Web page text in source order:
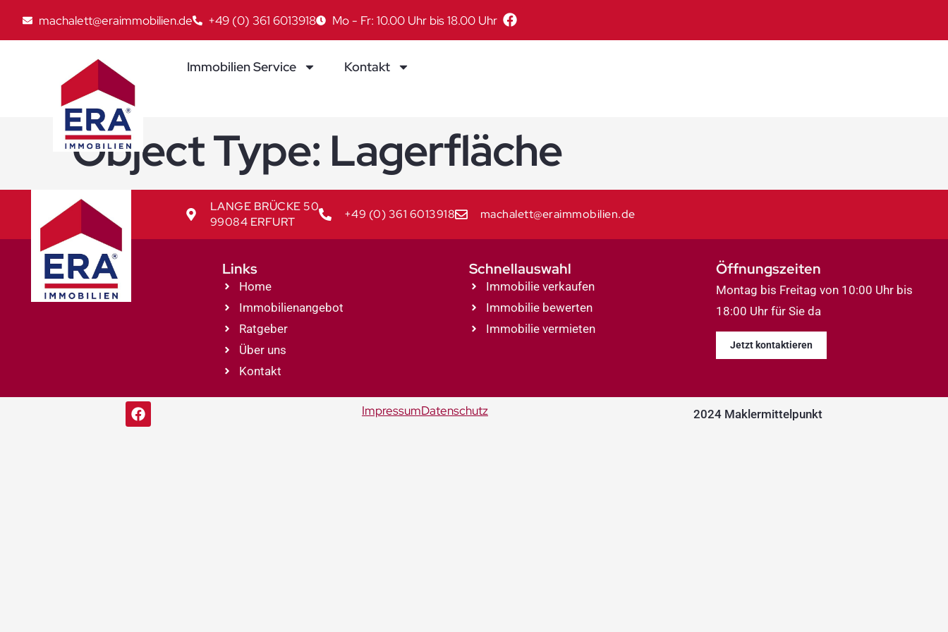
machalett@eraimmobilien.de +49 (0) 361 6013918 Mo - Fr: 10.00 Uhr bis 18.00 Uhr
Immobilien Service Kontakt
Object Type: Lagerfläche
LANGE BRÜCKE 50
99084 ERFURT
+49 (0) 361 6013918 machalett@eraimmobilien.de
Links
Home
Immobilienangebot
Ratgeber
Über uns
Kontakt
Schnellauswahl
Immobilie verkaufen
Immobilie bewerten
Immobilie vermieten
Öffnungszeiten
Montag bis Freitag von 10:00 Uhr bis
18:00 Uhr für Sie da
Jetzt kontaktieren
ImpressumDatenschutz 2024 Maklermittelpunkt